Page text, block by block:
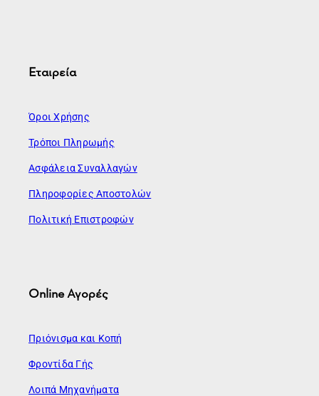
Εταιρεία
Όροι Χρήσης
Τρόποι Πληρωμής
Ασφάλεια Συναλλαγών
Πληροφορίες Αποστολών
Πολιτική Επιστροφών
Online Αγορές
Πριόνισμα και Κοπή
Φροντίδα Γής
Λοιπά Μηχανήματα